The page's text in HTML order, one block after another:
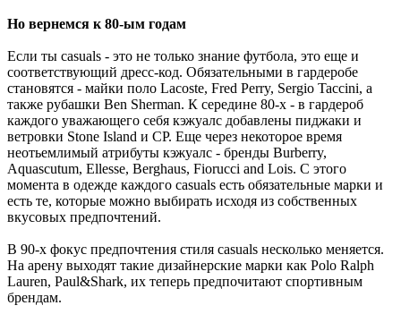
Но вернемся к 80-ым годам
Если ты casuals - это не только знание футбола, это еще и
соответствующий дресc-код. Обязательными в гардеробе
становятся - майки поло Lacoste, Fred Perry, Sergio Taccini, а
также рубашки Ben Sherman. К середине 80-х - в гардероб
каждого уважающего себя кэжуалc добавлены пиджаки и
ветровки Stone Island и CP. Еще через некоторое время
неотьемлимый атрибуты кэжуалс - бренды Burberry,
Aquascutum, Ellesse, Berghaus, Fiorucci and Lois. С этого
момента в одежде каждого casuals есть обязательные марки и
есть те, которые можно выбирать исходя из собственных
вкусовых предпочтений.
В 90-х фокус предпочтения стиля casuals несколько меняется.
На арену выходят такие дизайнерские марки как Polo Ralph
Lauren, Paul&Shark, их теперь предпочитают спортивным
брендам.